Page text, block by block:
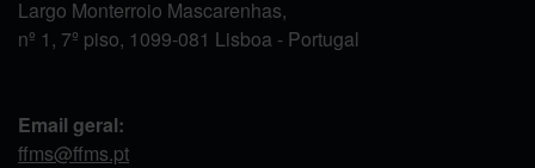
Largo Monterroio Mascarenhas,
nº 1, 7º piso, 1099-081 Lisboa - Portugal
Email geral:
ffms@ffms.pt